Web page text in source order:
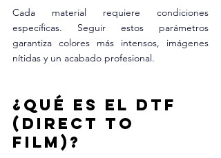
Cada material requiere condiciones
específicas. Seguir estos parámetros
garantiza colores más intensos, imágenes
nítidas y un acabado profesional.
¿Qué es el DTF
(Direct to
Film)?